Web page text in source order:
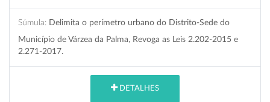
Súmula: Delimita o perímetro urbano do Distrito-Sede do
Município de Várzea da Palma, Revoga as Leis 2.202-2015 e
2.271-2017.
DETALHES